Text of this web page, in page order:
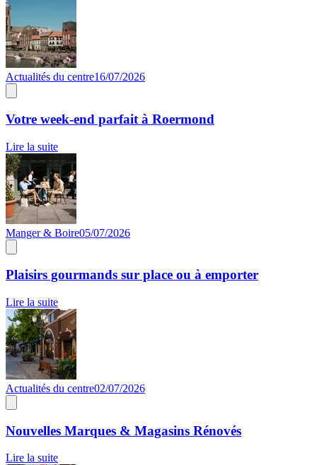
Actualités du centre16/07/2026
Votre week-end parfait à Roermond
Lire la suite
Manger & Boire05/07/2026
Plaisirs gourmands sur place ou à emporter
Lire la suite
Actualités du centre02/07/2026
Nouvelles Marques & Magasins Rénovés
Lire la suite